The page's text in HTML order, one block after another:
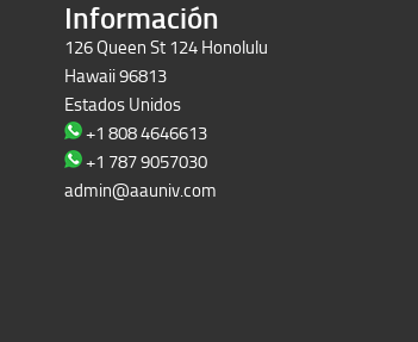
Información
126 Queen St 124 Honolulu
Hawaii 96813
Estados Unidos
+1 808 4646613
+1 787 9057030
admin@aauniv.com